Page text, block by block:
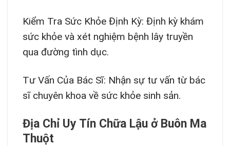
Kiểm Tra Sức Khỏe Định Kỳ: Định kỳ khám
sức khỏe và xét nghiệm bệnh lây truyền
qua đường tình dục.
Tư Vấn Của Bác Sĩ: Nhận sự tư vấn từ bác
sĩ chuyên khoa về sức khỏe sinh sản.
Địa Chỉ Uy Tín Chữa Lậu ở Buôn Ma
Thuột